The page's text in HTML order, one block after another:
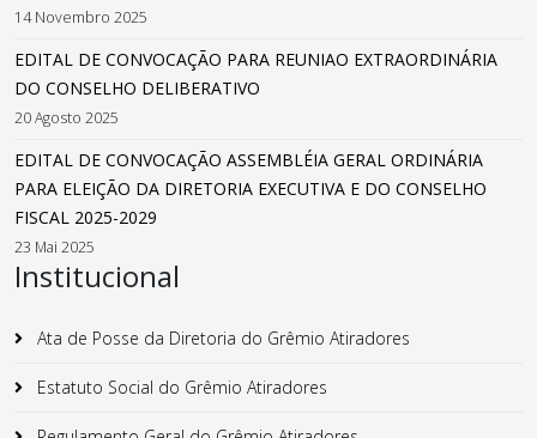
14 Novembro 2025
EDITAL DE CONVOCAÇÃO PARA REUNIAO EXTRAORDINÁRIA
DO CONSELHO DELIBERATIVO
20 Agosto 2025
EDITAL DE CONVOCAÇÃO ASSEMBLÉIA GERAL ORDINÁRIA
PARA ELEIÇÃO DA DIRETORIA EXECUTIVA E DO CONSELHO
FISCAL 2025-2029
23 Mai 2025
Institucional
Ata de Posse da Diretoria do Grêmio Atiradores
Estatuto Social do Grêmio Atiradores